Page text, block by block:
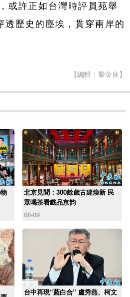
或許正如台灣時評員苑舉
透歷史的塵埃，貫穿兩岸的
【編輯：黎金良】
北京見聞：300餘歲古建煥新 民
眾喝茶看戲品京韵
08-09
台中再現“藍白合” 盧秀燕、柯文